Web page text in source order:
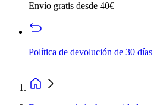
Envío gratis desde 40€
Política de devolución de 30 días